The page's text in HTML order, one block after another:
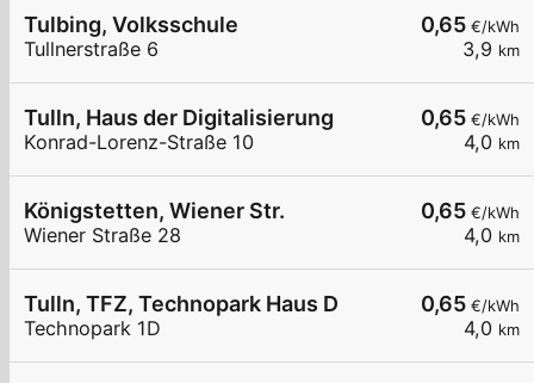
0,65 €/kWh
3,9 km
Tulbing, Volksschule
Tullnerstraße 6
0,65 €/kWh
4,0 km
Tulln, Haus der Digitalisierung
Konrad-Lorenz-Straße 10
0,65 €/kWh
4,0 km
Königstetten, Wiener Str.
Wiener Straße 28
0,65 €/kWh
4,0 km
Tulln, TFZ, Technopark Haus D
Technopark 1D